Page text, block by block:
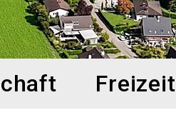
Freizeit